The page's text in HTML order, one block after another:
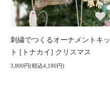
刺繍でつくるオーナメントキッ
ト [トナカイ] クリスマス
3,800円(税込4,180円)